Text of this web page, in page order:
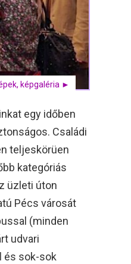
képgaléria ►
egy időben
Családi
teljeskörüen
kategóriás
üzleti úton
Pécs városát
(minden
udvari
és sok-sok